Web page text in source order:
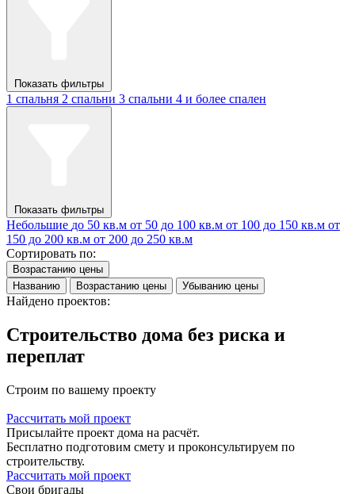
Показать фильтры
1 спальня 2 спальни 3 спальни 4 и более спален
Показать фильтры
Небольшие до 50 кв.м от 50 до 100 кв.м от 100 до 150 кв.м от
150 до 200 кв.м от 200 до 250 кв.м
Сортировать по:
Возрастанию цены
Названию
Возрастанию цены Убыванию цены
Найдено проектов:
Строительство дома без риска и
переплат
Строим по вашему проекту
Рассчитать мой проект
Присылайте проект дома на расчёт.
Бесплатно подготовим смету и проконсультируем по
строительству.
Рассчитать мой проект
Свои бригады